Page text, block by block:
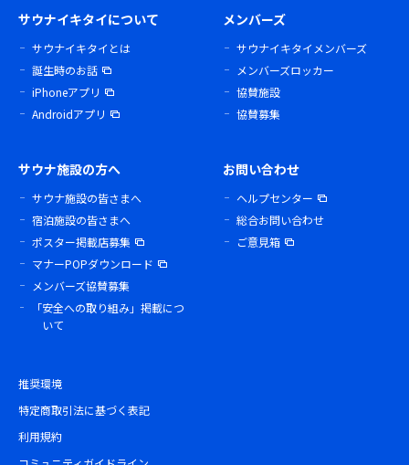
サウナイキタイについて
サウナイキタイとは
誕生時のお話
iPhoneアプリ
Androidアプリ
メンバーズ
サウナイキタイメンバーズ
メンバーズロッカー
協賛施設
協賛募集
サウナ施設の方へ
サウナ施設の皆さまへ
宿泊施設の皆さまへ
ポスター掲載店募集
マナーPOPダウンロード
メンバーズ協賛募集
「安全への取り組み」掲載につ
いて
お問い合わせ
ヘルプセンター
総合お問い合わせ
ご意見箱
推奨環境
特定商取引法に基づく表記
利用規約